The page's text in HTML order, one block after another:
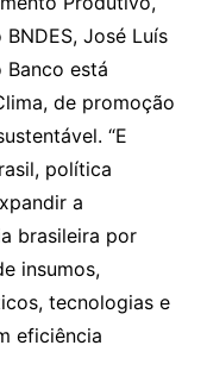
José Luís
está
de promoção
“E
política
a
brasileira por
insumos,
tecnologias e
eficiência